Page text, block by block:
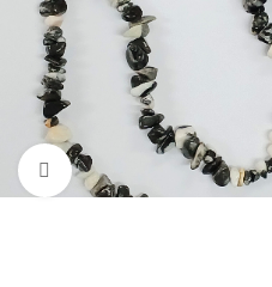
Haga clic para ampliar